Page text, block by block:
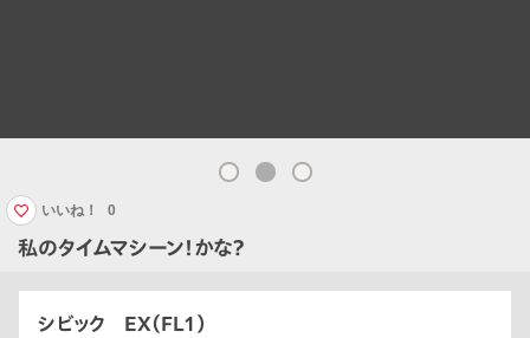
私のタイムマシーン！かな？
いいね！ 0
シビック EX（FL1）